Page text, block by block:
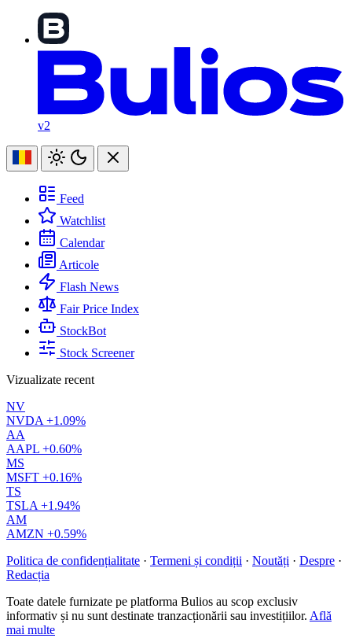
v2
Feed
Watchlist
Calendar
Articole
Flash News
Fair Price Index
StockBot
Stock Screener
Vizualizate recent
NV
NVDA +1.09%
AA
AAPL +0.60%
MS
MSFT +0.16%
TS
TSLA +1.94%
AM
AMZN +0.59%
Politica de confidențialitate · Termeni și condiții · Noutăți · Despre ·
Redacția
Toate datele furnizate pe platforma Bulios au scop exclusiv
informativ și nu sunt destinate tranzacționării sau investițiilor. Află
mai multe